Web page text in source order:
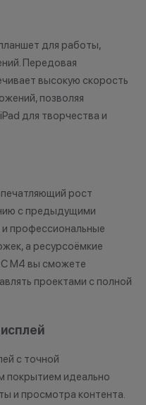
усмотрение
изменить
для работы,
Передовая
высокую скорость
позволяя
для творчества и
рост
с предыдущими
и профессиональные
а ресурсоёмкие
С M4 вы сможете
проектами с полной
с точной
покрытием идеально
и просмотра контента.